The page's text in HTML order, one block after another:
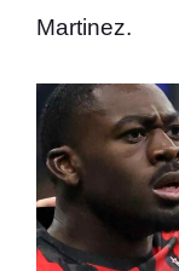
Martinez.